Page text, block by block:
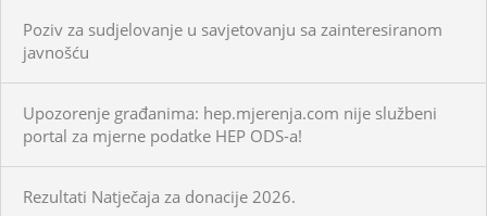
Poziv za sudjelovanje u savjetovanju sa zainteresiranom
javnošću
Upozorenje građanima: hep.mjerenja.com nije službeni
portal za mjerne podatke HEP ODS-a!
Rezultati Natječaja za donacije 2026.